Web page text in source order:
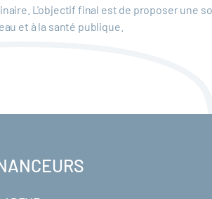
L'objectif final est de proposer une
et à la santé publique.